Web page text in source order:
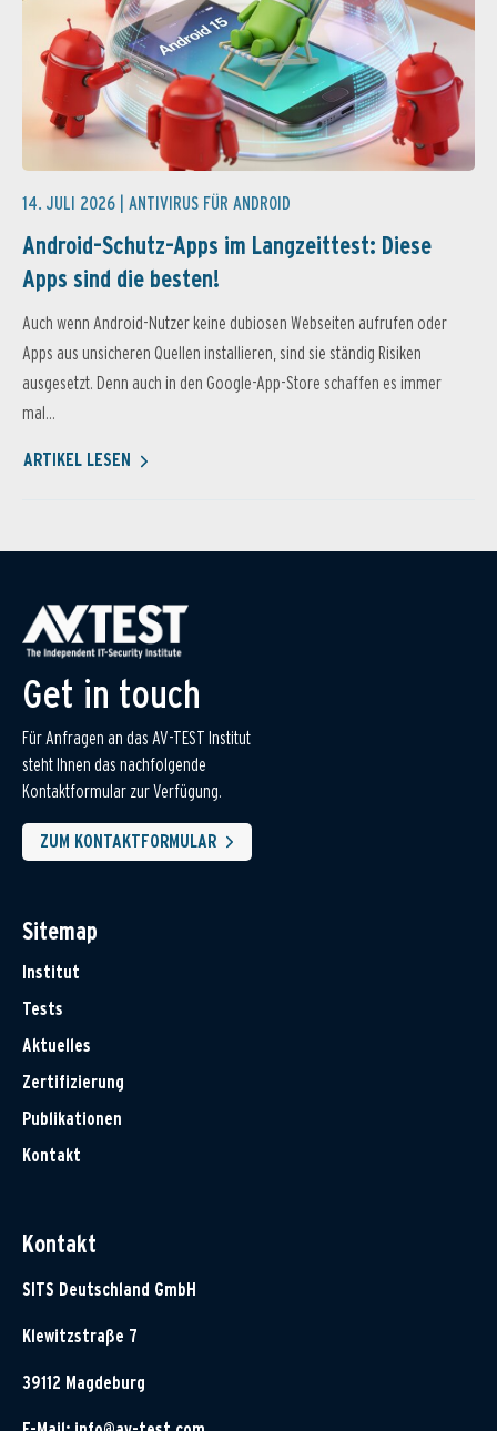
14. JULI 2026 | ANTIVIRUS FÜR ANDROID
Android-Schutz-Apps im Langzeittest: Diese
Apps sind die besten!
Auch wenn Android-Nutzer keine dubiosen Webseiten aufrufen oder
Apps aus unsicheren Quellen installieren, sind sie ständig Risiken
ausgesetzt. Denn auch in den Google-App-Store schaffen es immer
mal...
ARTIKEL LESEN
Get in touch
Für Anfragen an das AV-TEST Institut
steht Ihnen das nachfolgende
Kontaktformular zur Verfügung.
ZUM KONTAKTFORMULAR
Sitemap
Institut
Tests
Aktuelles
Zertifizierung
Publikationen
Kontakt
Kontakt
SITS Deutschland GmbH
Klewitzstraße 7
39112 Magdeburg